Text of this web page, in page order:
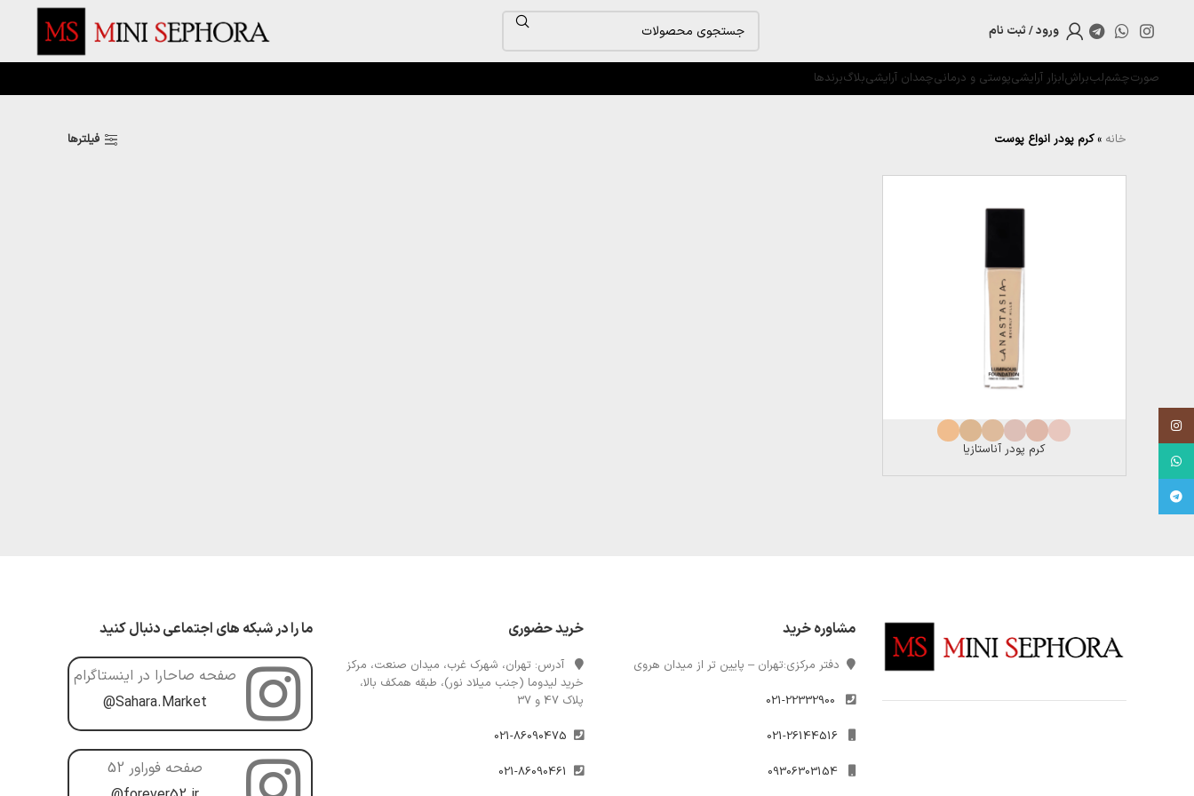
ورود / ثبت نام
صورتچشملببراشابزار آرایشیپوستی و درمانیچمدان آرایشیبلاگبرندها
خانه »کرم پودر انواع پوست فیلترها
کرم‌ پودر آناستازیا
مشاوره خرید
دفتر مرکزی:تهران – پایین تر از میدان هروی
021-22332900
021-26144516
خرید حضوری
آدرس: تهران، شهرک غرب، میدان صنعت، مرکز
خرید لیدوما (جنب میلاد نور)، طبقه همکف بالا،
پلاک 47 و 37
ما را در شبکه های اجتماعی دنبال کنید
صفحه صاحارا در اینستاگرام
@Sahara.Market
صفحه فوراور 52